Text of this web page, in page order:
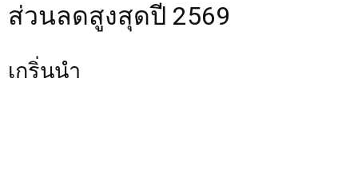
ส่วนลดสูงสุดปี 2569
เกริ่นนำ